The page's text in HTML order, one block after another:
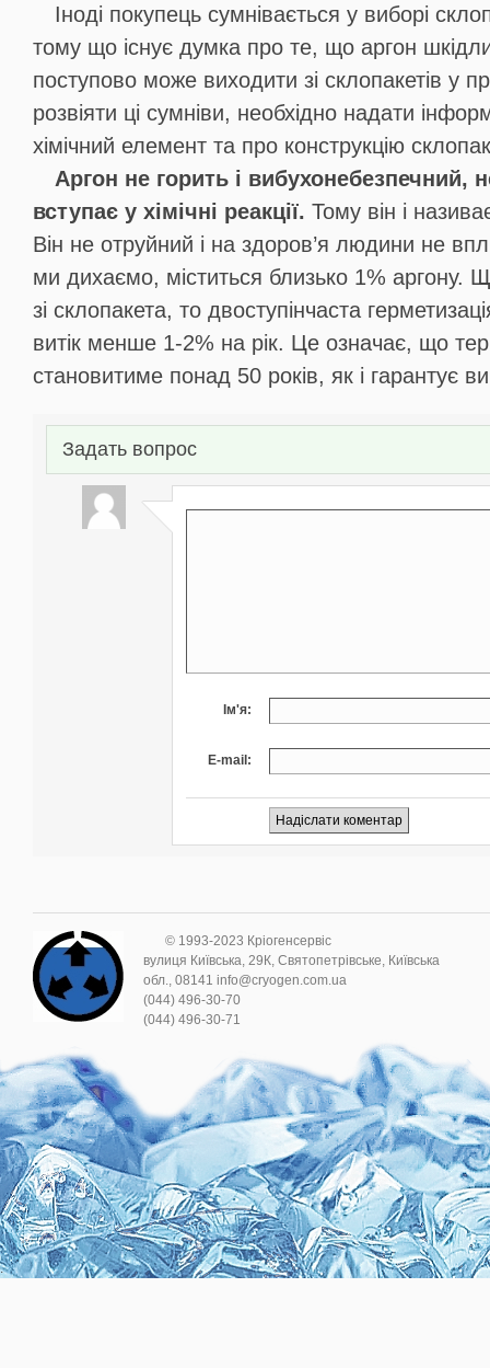
Іноді покупець сумнівається у виборі
тому що існує думка про те, що аргон
поступово може виходити зі склопакетів у
розвіяти ці сумніви, необхідно надати
хімічний елемент та про конструкцію
Аргон не горить і вибухонебезпечний,
вступає у хімічні реакції. Тому він і
Він не отруйний і на здоров’я людини не
ми дихаємо, міститься близько 1% аргону.
зі склопакета, то двоступінчаста
витік менше 1-2% на рік. Це означає, що
становитиме понад 50 років, як і гарантує
Задать вопрос
Ім'я:
E-mail:
© 1993-2023 Кріогенсервіс
вулиця Київська, 29К, Святопетрівське, Київська
обл., 08141 info@cryogen.com.ua
(044) 496-30-70
(044) 496-30-71
.